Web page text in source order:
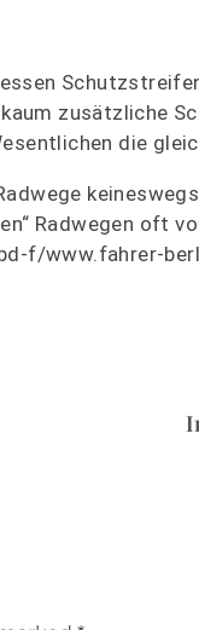
zusätzliche
die
Radwegen oft
f/www.fahrer-